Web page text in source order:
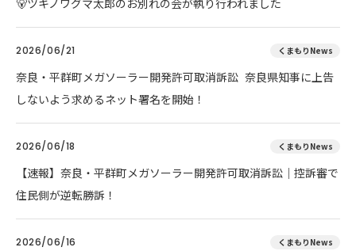
🐻ツキノワグマ太郎のお別れの会が執り行われました
2026/06/21 くまもりNews
奈良・平群町メガソーラー開発許可取消訴訟 奈良県知事に上告
しないよう求めるネット署名を開始！
2026/06/18 くまもりNews
【速報】奈良・平群町メガソーラー開発許可取消訴訟｜控訴審で
住民側が逆転勝訴！
2026/06/16 くまもりNews